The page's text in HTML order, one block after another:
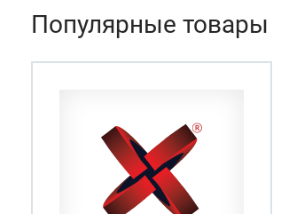
Популярные товары